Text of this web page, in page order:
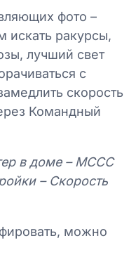
фото –
ракурсы,
лучший свет
с
скорость
Командный
в доме – МССС
– Скорость
можно